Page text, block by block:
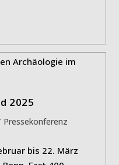
2025
Pressekonferenz
bis 22. März